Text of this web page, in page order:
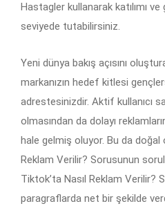
Hastagler kullanarak katılımı
seviyede tutabilirsiniz.
Yeni dünya bakış açısını
markanızın hedef kitlesi
adrestesinizdir. Aktif kullanıcı
olmasından da dolayı
hale gelmiş oluyor. Bu da doğal
Reklam Verilir? Sorusunun
Tiktok’ta Nasıl Reklam Verilir?
paragraflarda net bir şekilde